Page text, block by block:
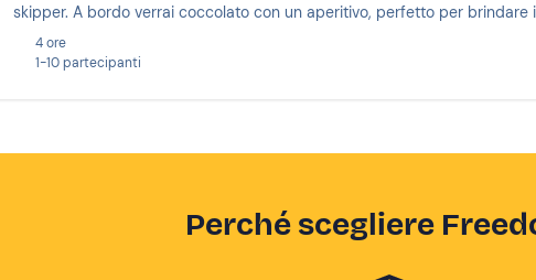
skipper. A bordo verrai coccolato con un aperitivo, perfetto per
4 ore
1-10 partecipanti
Perché scegliere